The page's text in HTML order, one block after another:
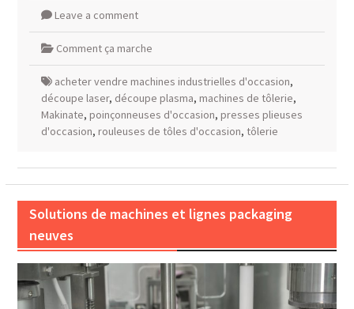
Leave a comment
Comment ça marche
acheter vendre machines industrielles d'occasion,
découpe laser, découpe plasma, machines de tôlerie,
Makinate, poinçonneuses d'occasion, presses plieuses
d'occasion, rouleuses de tôles d'occasion, tôlerie
Solutions de machines et lignes packaging
neuves